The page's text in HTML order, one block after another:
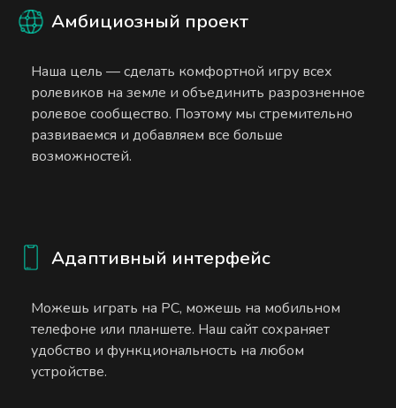
Амбициозный проект
Наша цель — сделать комфортной игру всех
ролевиков на земле и объединить разрозненное
ролевое сообщество. Поэтому мы стремительно
развиваемся и добавляем все больше
возможностей.
Адаптивный интерфейс
Можешь играть на PC, можешь на мобильном
телефоне или планшете. Наш сайт сохраняет
удобство и функциональность на любом
устройстве.